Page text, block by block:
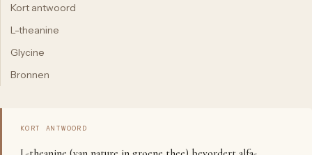
Kort antwoord
L-theanine
Glycine
Bronnen
KORT ANTWOORD